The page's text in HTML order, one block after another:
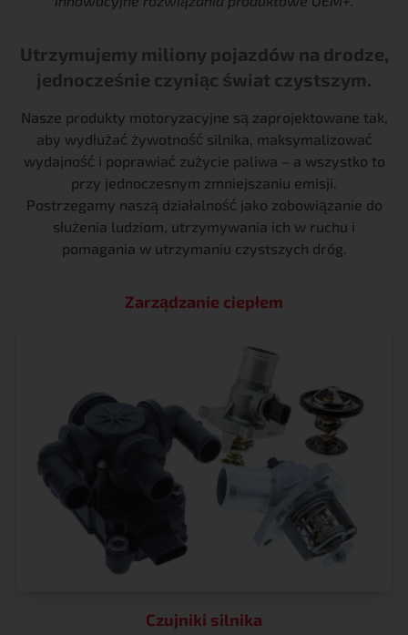
Utrzymujemy miliony pojazdów na drodze,
jednocześnie czyniąc świat czystszym.
Nasze produkty motoryzacyjne są zaprojektowane tak,
aby wydłużać żywotność silnika, maksymalizować
wydajność i poprawiać zużycie paliwa – a wszystko to
przy jednoczesnym zmniejszaniu emisji.
Postrzegamy naszą działalność jako zobowiązanie do
służenia ludziom, utrzymywania ich w ruchu i
pomagania w utrzymaniu czystszych dróg.
Zarządzanie ciepłem
Czujniki silnika